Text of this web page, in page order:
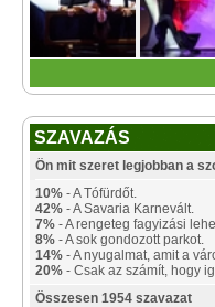
SZAVAZÁS
Ön mit szeret legjobban a
10% - A Tófürdőt.
42% - A Savaria Karnevált.
7% - A rengeteg fagyizási
8% - A sok gondozott parkot.
14% - A nyugalmat, amit a
20% - Csak az számít, hogy
Összesen 1954 szavazat